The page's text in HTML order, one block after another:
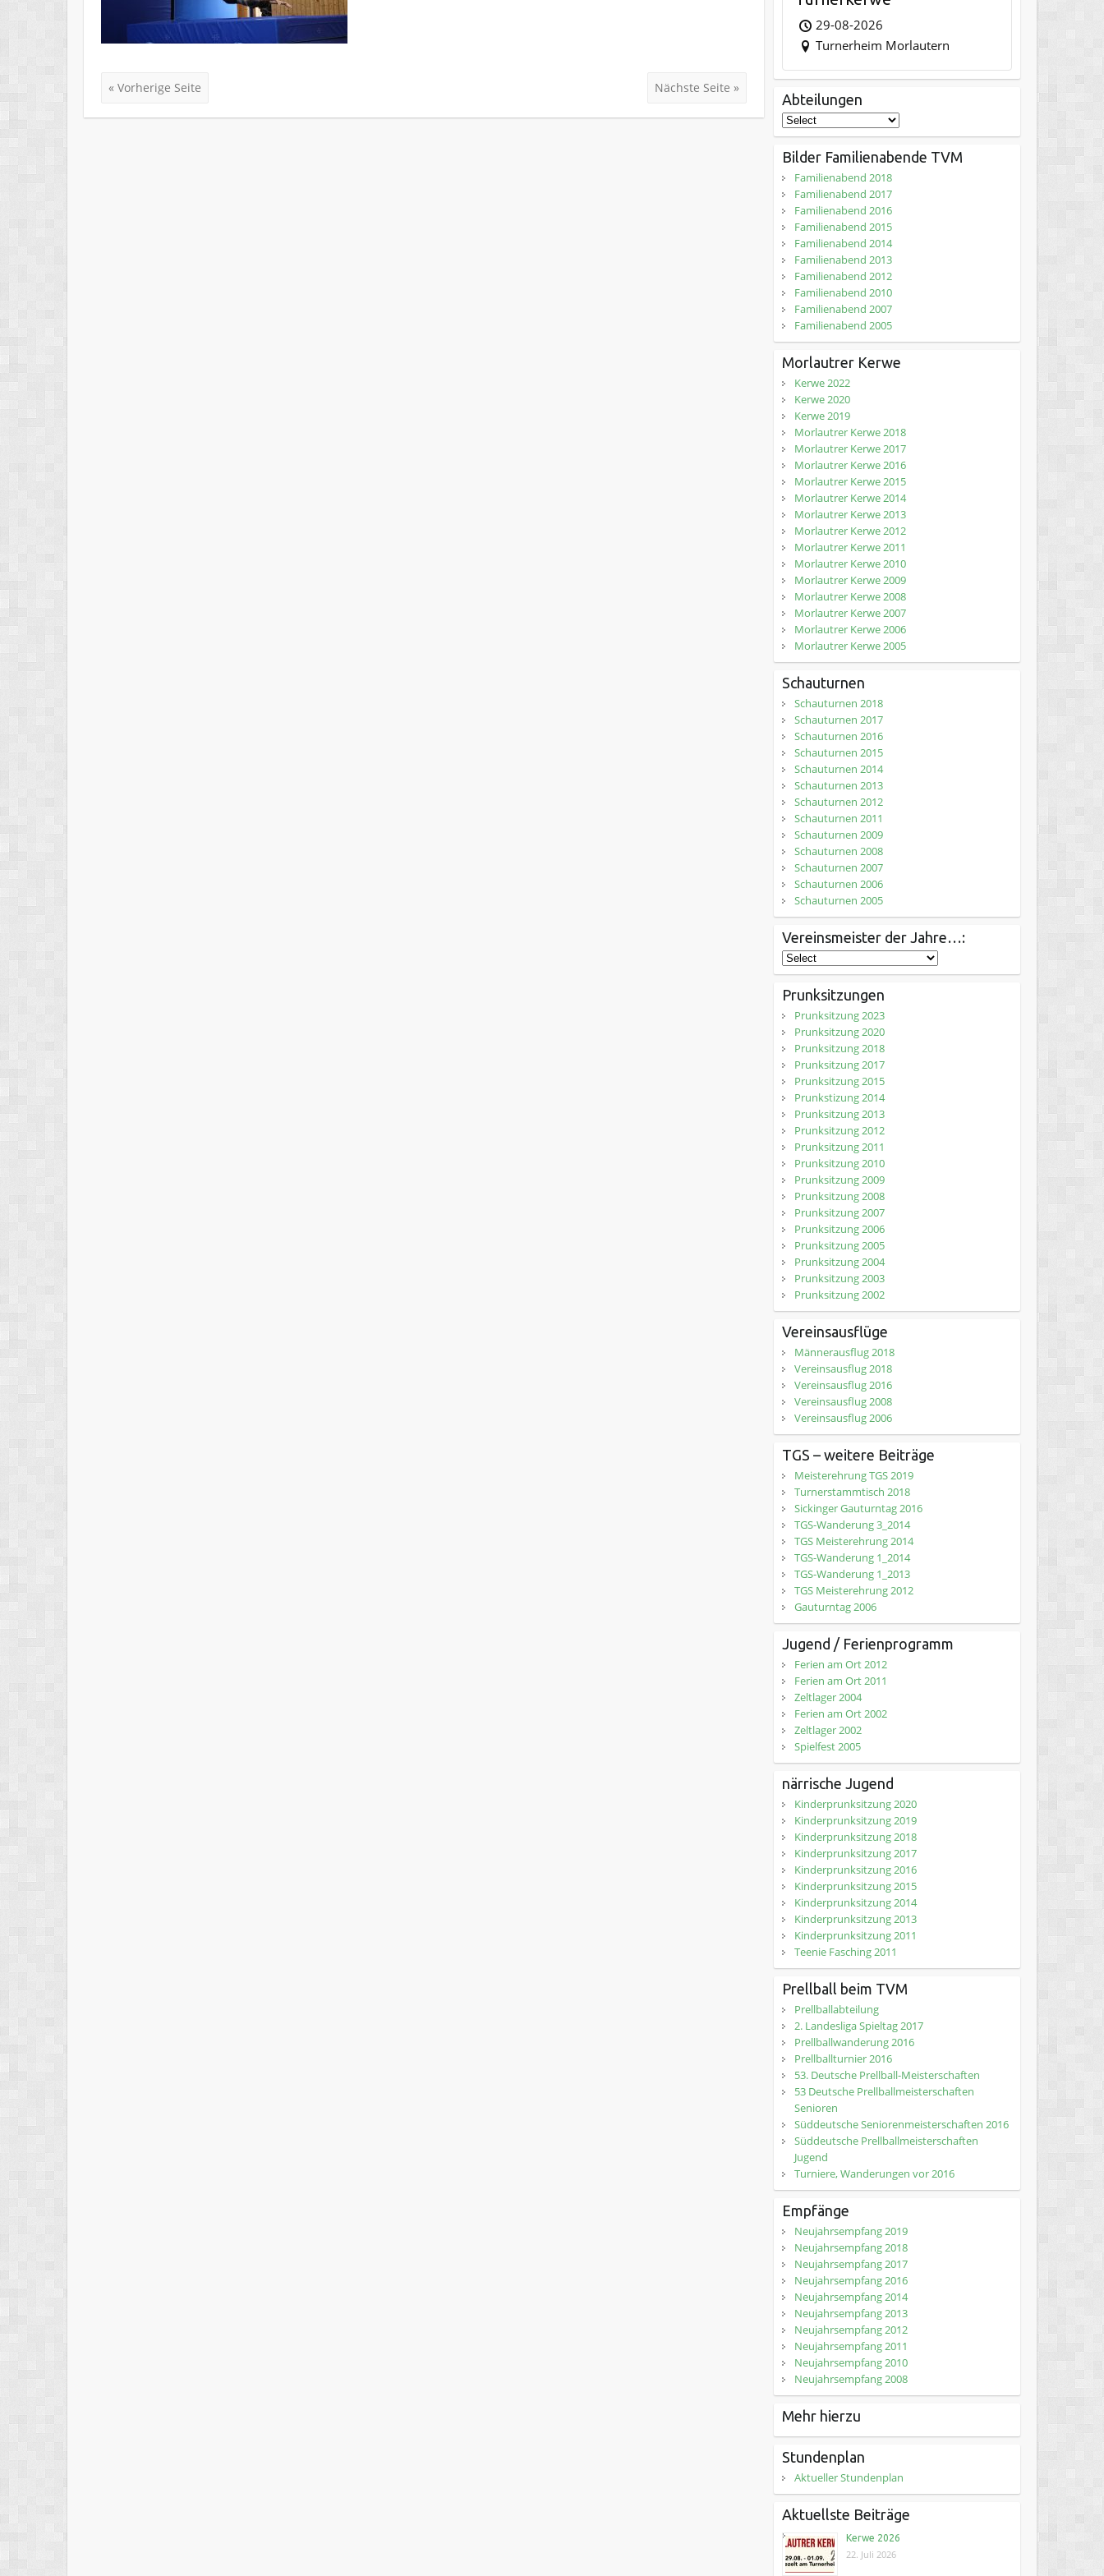
« Vorherige Seite Nächste Seite »
29-08-2026
Turnerheim Morlautern
Abteilungen
Bilder Familienabende TVM
Familienabend 2018
Familienabend 2017
Familienabend 2016
Familienabend 2015
Familienabend 2014
Familienabend 2013
Familienabend 2012
Familienabend 2010
Familienabend 2007
Familienabend 2005
Morlautrer Kerwe
Kerwe 2022
Kerwe 2020
Kerwe 2019
Morlautrer Kerwe 2018
Morlautrer Kerwe 2017
Morlautrer Kerwe 2016
Morlautrer Kerwe 2015
Morlautrer Kerwe 2014
Morlautrer Kerwe 2013
Morlautrer Kerwe 2012
Morlautrer Kerwe 2011
Morlautrer Kerwe 2010
Morlautrer Kerwe 2009
Morlautrer Kerwe 2008
Morlautrer Kerwe 2007
Morlautrer Kerwe 2006
Morlautrer Kerwe 2005
Schauturnen
Schauturnen 2018
Schauturnen 2017
Schauturnen 2016
Schauturnen 2015
Schauturnen 2014
Schauturnen 2013
Schauturnen 2012
Schauturnen 2011
Schauturnen 2009
Schauturnen 2008
Schauturnen 2007
Schauturnen 2006
Schauturnen 2005
Vereinsmeister der Jahre…:
Prunksitzungen
Prunksitzung 2023
Prunksitzung 2020
Prunksitzung 2018
Prunksitzung 2017
Prunksitzung 2015
Prunkstizung 2014
Prunksitzung 2013
Prunksitzung 2012
Prunksitzung 2011
Prunksitzung 2010
Prunksitzung 2009
Prunksitzung 2008
Prunksitzung 2007
Prunksitzung 2006
Prunksitzung 2005
Prunksitzung 2004
Prunksitzung 2003
Prunksitzung 2002
Vereinsausflüge
Männerausflug 2018
Vereinsausflug 2018
Vereinsausflug 2016
Vereinsausflug 2008
Vereinsausflug 2006
TGS – weitere Beiträge
Meisterehrung TGS 2019
Turnerstammtisch 2018
Sickinger Gauturntag 2016
TGS-Wanderung 3_2014
TGS Meisterehrung 2014
TGS-Wanderung 1_2014
TGS-Wanderung 1_2013
TGS Meisterehrung 2012
Gauturntag 2006
Jugend / Ferienprogramm
Ferien am Ort 2012
Ferien am Ort 2011
Zeltlager 2004
Ferien am Ort 2002
Zeltlager 2002
Spielfest 2005
närrische Jugend
Kinderprunksitzung 2020
Kinderprunksitzung 2019
Kinderprunksitzung 2018
Kinderprunksitzung 2017
Kinderprunksitzung 2016
Kinderprunksitzung 2015
Kinderprunksitzung 2014
Kinderprunksitzung 2013
Kinderprunksitzung 2011
Teenie Fasching 2011
Prellball beim TVM
Prellballabteilung
2. Landesliga Spieltag 2017
Prellballwanderung 2016
Prellballturnier 2016
53. Deutsche Prellball-Meisterschaften
53 Deutsche Prellballmeisterschaften
Senioren
Süddeutsche Seniorenmeisterschaften 2016
Süddeutsche Prellballmeisterschaften
Jugend
Turniere, Wanderungen vor 2016
Empfänge
Neujahrsempfang 2019
Neujahrsempfang 2018
Neujahrsempfang 2017
Neujahrsempfang 2016
Neujahrsempfang 2014
Neujahrsempfang 2013
Neujahrsempfang 2012
Neujahrsempfang 2011
Neujahrsempfang 2010
Neujahrsempfang 2008
Mehr hierzu
Stundenplan
Aktueller Stundenplan
Aktuellste Beiträge
Kerwe 2026
22. Juli 2026